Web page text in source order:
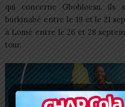
qui concerne Gbohloesu, ils
burkinabè entre le 19 et le 21
à Lomé entre le 26 et 28
tour.